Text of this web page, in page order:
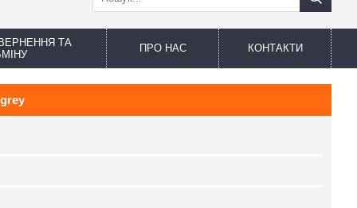
ТА
ПРО НАС КОНТАКТИ